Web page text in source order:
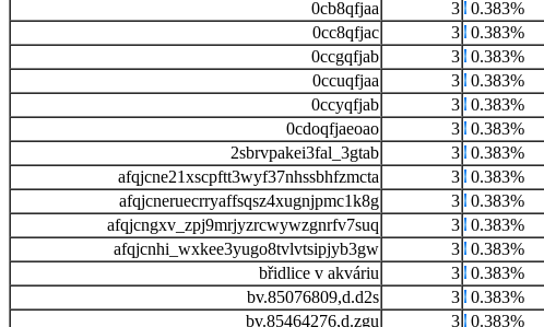
0cb8qfjaa
3 0.383%
0cc8qfjac
3 0.383%
0ccgqfjab
3 0.383%
0ccuqfjaa
3 0.383%
0ccyqfjab
3 0.383%
0cdoqfjaeoao
3 0.383%
2sbrvpakei3fal_3gtab
3 0.383%
afqjcne21xscpftt3wyf37nhssbhfzmcta
3 0.383%
afqjcneruecrryaffsqsz4xugnjpmc1k8g
3 0.383%
afqjcngxv_zpj9mrjyzrcwywzgnrfv7suq
3 0.383%
afqjcnhi_wxkee3yugo8tvlvtsipjyb3gw
3 0.383%
břidlice v akváriu
3 0.383%
bv.85076809,d.d2s
3 0.383%
bv.85464276,d.zgu
3 0.383%